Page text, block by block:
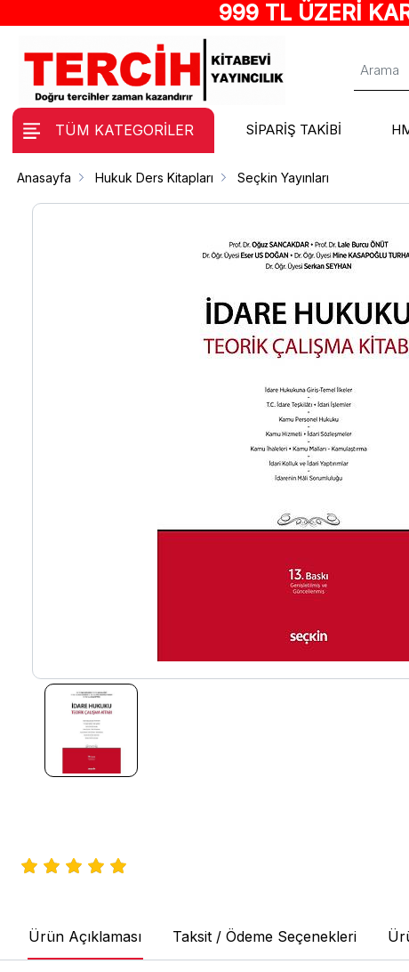
999 TL ÜZERİ
TÜM KATEGORİLER SİPARİŞ TAKİBİ
Anasayfa Hukuk Ders Kitapları Seçkin Yayınları
Ürün Açıklaması Taksit / Ödeme Seçenekleri